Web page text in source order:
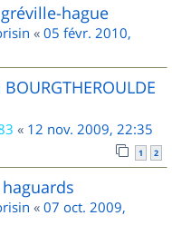
hague
« 05 févr. 2010,
« 12 nov. 2009, 22:35
1 2
« 07 oct. 2009,